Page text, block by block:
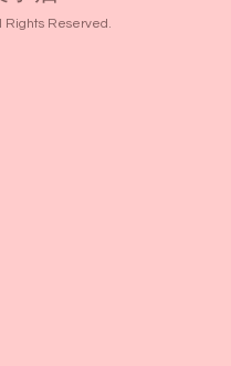
Rights Reserved.